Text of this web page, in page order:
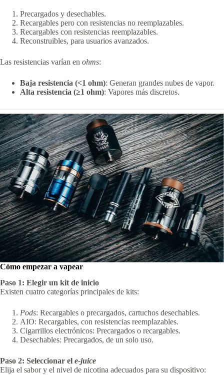
Precargados y desechables.
Recargables pero con resistencias no reemplazables.
Recargables con resistencias reemplazables.
Reconstruibles, para usuarios avanzados.
Las resistencias varían en ohms:
Baja resistencia (<1 ohm): Generan grandes nubes de vapor.
Alta resistencia (≥1 ohm): Vapores más discretos.
Cómo empezar a vapear
Paso 1: Elegir un kit de inicio
Existen cuatro categorías principales de kits:
Pods: Recargables o precargados, cartuchos desechables.
AIO: Recargables, con resistencias reemplazables.
Cigarrillos electrónicos: Precargados o recargables.
Desechables: Precargados, de un solo uso.
Paso 2: Seleccionar el e-juice
Elija el sabor y el nivel de nicotina adecuados para su dispositivo: